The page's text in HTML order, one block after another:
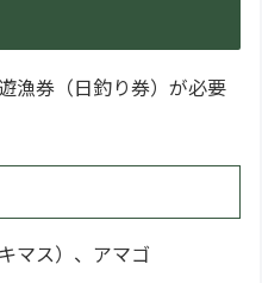
漁券（日釣り券）が必要
マス）、アマゴ